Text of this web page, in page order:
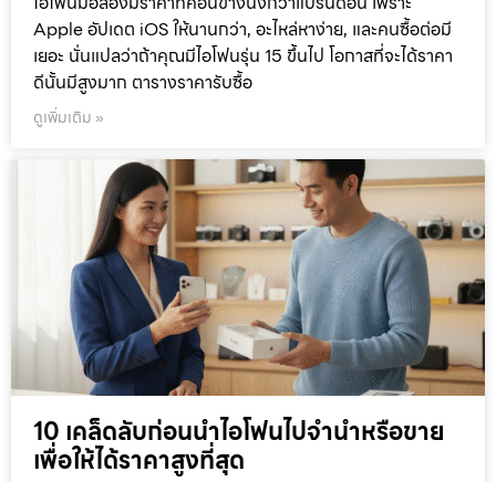
Apple อัปเดต iOS ให้นานกว่า, อะไหล่หาง่าย, และคนซื้อต่อมี
เยอะ นั่นแปลว่าถ้าคุณมีไอโฟนรุ่น 15 ขึ้นไป โอกาสที่จะได้ราคา
ดีนั้นมีสูงมาก ตารางราคารับซื้อ
ดูเพิ่มเติม »
10 เคล็ดลับก่อนนำไอโฟนไปจำนำหรือขาย
เพื่อให้ได้ราคาสูงที่สุด